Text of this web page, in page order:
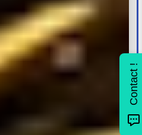
Contact !